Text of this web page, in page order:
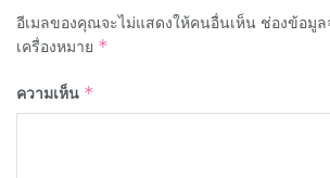
อีเมลของคุณจะไม่แสดงให้คนอื่นเห็น ช่องข้อมูล
เครื่องหมาย *
ความเห็น *